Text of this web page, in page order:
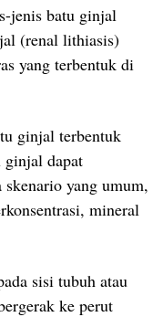
jenis batu ginjal
(renal lithiasis)
yang terbentuk di
ginjal terbentuk
ginjal dapat
yang umum,
mineral
sisi tubuh atau
ke perut